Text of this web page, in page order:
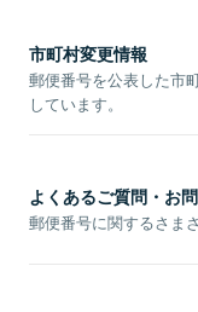
市町村変更情報
郵便番号を公表した市
しています。
よくあるご質問・お
郵便番号に関するさま